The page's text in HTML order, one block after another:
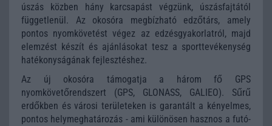
úszás közben hány karcsapást végzünk, úszásfajtától
függetlenül. Az okosóra megbízható edzőtárs, amely
pontos nyomkövetést végez az edzésgyakorlatról, majd
elemzést készít és ajánlásokat tesz a sporttevékenység
hatékonyságának fejlesztéshez.
Az új okosóra támogatja a három fő GPS
nyomkövetőrendszert (GPS, GLONASS, GALIEO). Sűrű
erdőkben és városi területeken is garantált a kényelmes,
pontos helymeghatározás - ami különösen hasznos a futó-